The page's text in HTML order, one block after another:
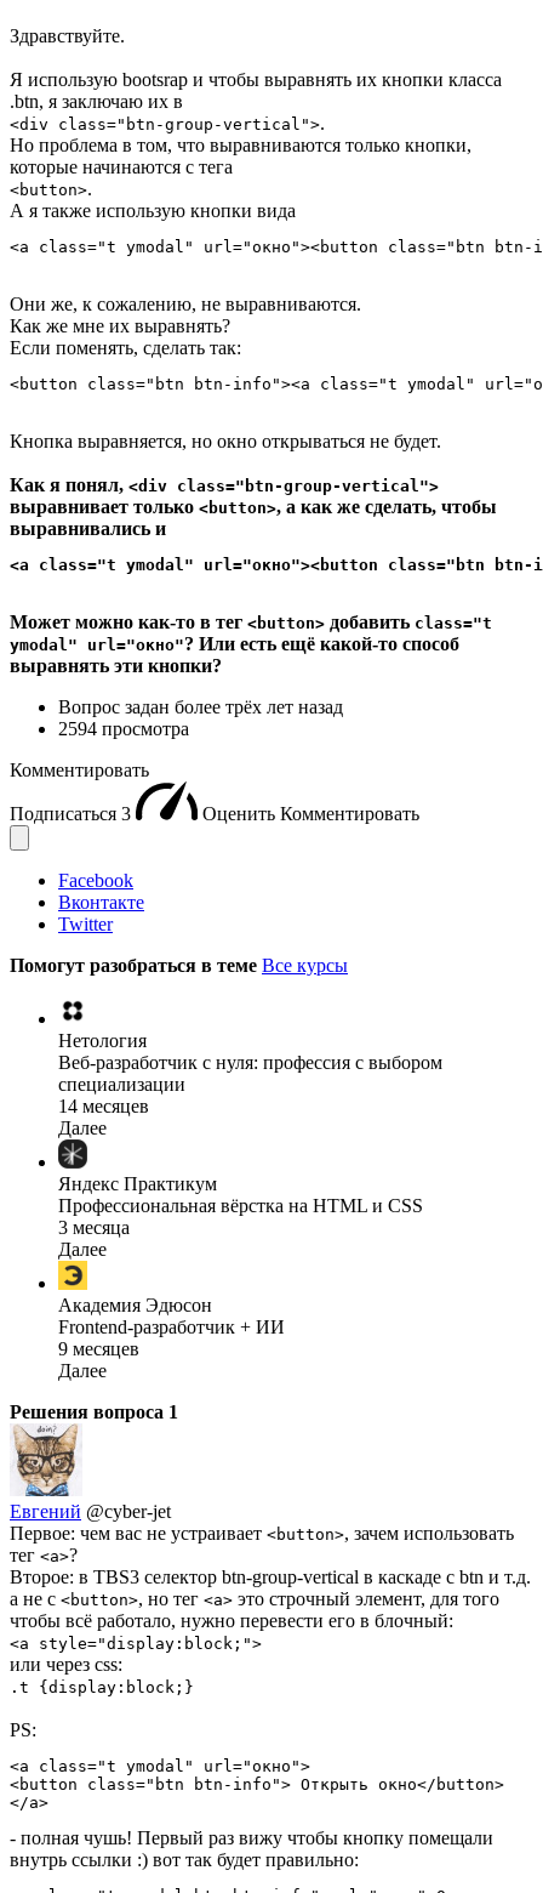
Здравствуйте.
Я использую bootsrap и чтобы выравнять их кнопки класса
.btn, я заключаю их в
<div class="btn-group-vertical">.
Но проблема в том, что выравниваются только кнопки,
которые начинаются с тега
<button>.
А я также использую кнопки вида
<a class="t ymodal" url="окно"><button class="btn btn-
Они же, к сожалению, не выравниваются.
Как же мне их выравнять?
Если поменять, сделать так:
<button class="btn btn-info"><a class="t ymodal"
Кнопка выравняется, но окно открываться не будет.
Как я понял, <div class="btn-group-vertical">
выравнивает только <button>, а как же сделать, чтобы
выравнивались и
<a class="t ymodal" url="окно"><button class="btn btn-
Может можно как-то в тег <button> добавить class="t
ymodal" url="окно"? Или есть ещё какой-то способ
выравнять эти кнопки?
Вопрос задан более трёх лет назад
2594 просмотра
Комментировать
Подписаться 3 Оценить Комментировать
Facebook
Вконтакте
Twitter
Помогут разобраться в теме Все курсы
Нетология
Веб-разработчик с нуля: профессия с выбором
специализации
14 месяцев
Далее
Яндекс Практикум
Профессиональная вёрстка на HTML и CSS
3 месяца
Далее
Академия Эдюсон
Frontend-разработчик + ИИ
9 месяцев
Далее
Решения вопроса 1
Евгений @cyber-jet
Первое: чем вас не устраивает <button>, зачем использовать
тег <a>?
Второе: в TBS3 селектор btn-group-vertical в каскаде с btn и т.д.
а не с <button>, но тег <a> это строчный элемент, для того
чтобы всё работало, нужно перевести его в блочный:
<a style="display:block;">
или через css:
.t {display:block;}
PS:
<a class="t ymodal" url="окно">
<button class="btn btn-info"> Открыть окно</button>
</a>
- полная чушь! Первый раз вижу чтобы кнопку помещали
внутрь ссылки :) вот так будет правильно: